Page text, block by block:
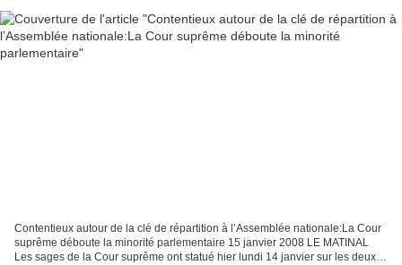
Contentieux autour de la clé de répartition à l’Assemblée nationale:La Cour
suprême déboute la minorité parlementaire 15 janvier 2008 LE MATINAL
Les sages de la Cour suprême ont statué hier lundi 14 janvier sur les deux